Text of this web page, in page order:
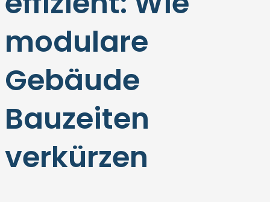
modulare
Gebäude
Bauzeiten
verkürzen